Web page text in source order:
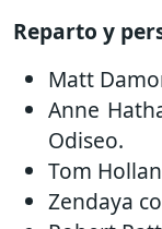
Reparto y
Matt
Anne
Odiseo.
Tom
Zendaya